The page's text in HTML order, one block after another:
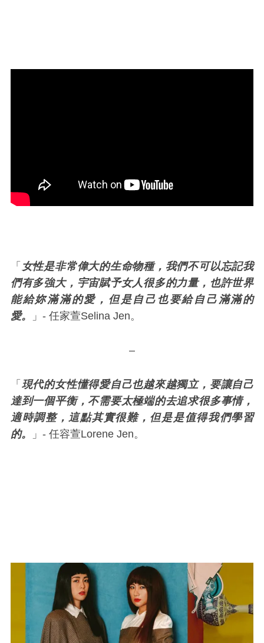
「 女性是非常偉大的生命物種，我們不可以忘記我
們有多強大，宇宙賦予女人很多的力量，也許世界
能給妳滿滿的愛，但是自己也要給自己滿滿的
愛。
」- 任家萱Selina Jen。
–
「 現代的女性懂得愛自己也越來越獨立，要讓自己
達到一個平衡，不需要太極端的去追求很多事情，
適時調整，這點其實很難，但是是值得我們學習
的。
」- 任容萱Lorene Jen。